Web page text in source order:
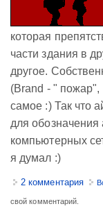
которая
части здания в
другое.
(Brand - " пожар",
самое :) Так что
для обозначения
компьютерных
я думал :)
2 комментария
свой комментарий.